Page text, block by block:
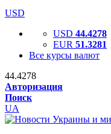
USD
USD 44.4278
EUR 51.3281
Все курсы валют
44.4278
Авторизация
Поиск
UA